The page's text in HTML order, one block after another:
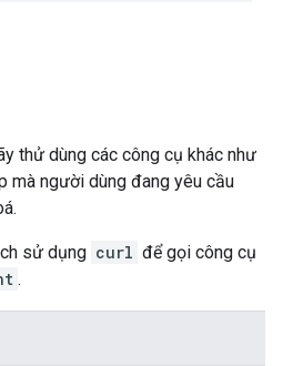
thử dùng các công cụ khác như
mà người dùng đang yêu cầu
sử dụng curl để gọi công cụ
.